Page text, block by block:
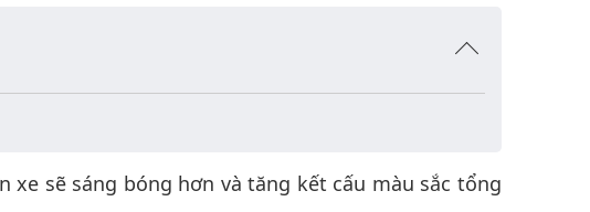
xe sẽ sáng bóng hơn và tăng kết cấu màu sắc tổng